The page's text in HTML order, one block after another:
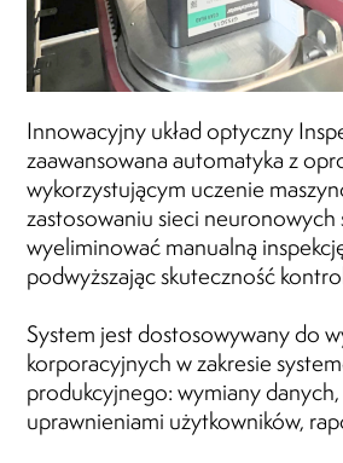
Innowacyjny układ optyczny
zaawansowana automatyka z
wykorzystującym uczenie
zastosowaniu sieci neuronowych
wyeliminować manualną
podwyższając skuteczność
System jest dostosowywany do
korporacyjnych w zakresie
produkcyjnego: wymiany danych,
uprawnieniami użytkowników,